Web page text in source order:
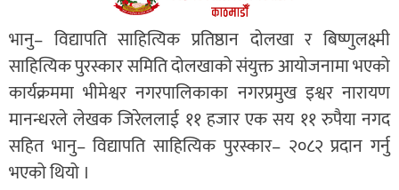
भानु– विद्यापति साहित्यिक प्रतिष्ठान दोलखा र बिष्णुलक्ष्मी
साहित्यिक पुरस्कार समिति दोलखाको संयुक्त आयोजनामा भएको
कार्यक्रममा भीमेश्वर नगरपालिकाका नगरप्रमुख इश्वर नारायण
मानन्धरले लेखक जिरेललाई ११ हजार एक सय ११ रुपैया नगद
सहित भानु– विद्यापति साहित्यिक पुरस्कार– २०८२ प्रदान गर्नु
भएको थियो ।